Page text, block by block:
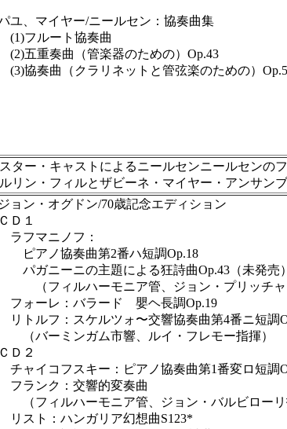
ユ、マイヤー/ニールセン：協奏曲集
(1)フルート協奏曲
(2)五重奏曲（管楽器のための）Op.43
(3)協奏曲（クラリネットと管弦楽のための）
ター・キャストによるニールセンニールセン
リン・フィルとザビーネ・マイヤー・アンサン
ジョン・オグドン/70歳記念エディション
ＣＤ１
ラフマニノフ：
ピアノ協奏曲第2番ハ短調Op.18
パガニーニの主題による狂詩曲Op.43（未発売）
（フィルハーモニア管、ジョン・プリッチャ
フォーレ：バラード 嬰ヘ長調Op.19
リトルフ：スケルツォ〜交響協奏曲第4番ニ短調
（バーミンガム市響、ルイ・フレモー指揮）
ＣＤ２
チャイコフスキー：ピアノ協奏曲第1番変ロ短調
フランク：交響的変奏曲
（フィルハーモニア管、ジョン・バルビローリ
リスト：ハンガリア幻想曲S123*